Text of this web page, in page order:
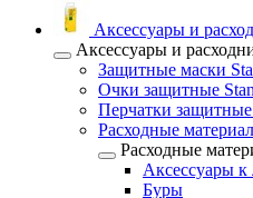
Аксессуары и
Аксессуары и
Защитные маски
Очки защитные
Перчатки
Расходные
Расходные
Аксессуары к
Буры